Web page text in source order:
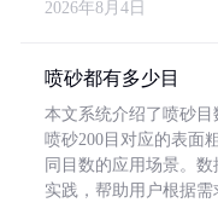
2026年8月4日
喷砂都有多少目
本文系统介绍了喷砂
喷砂200目对应的表面
同目数的应用场景。
实践，帮助用户根据需